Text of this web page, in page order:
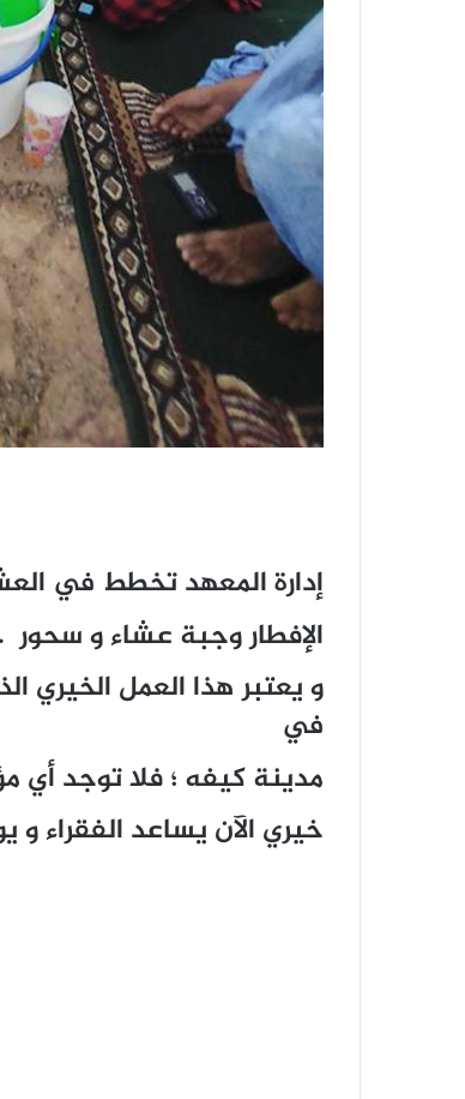
إدارة المعهد تخطط في
الإفطار وجبة عشاء و سحور .
و يعتبر هذا العمل الخيري
في
مدينة كيفه ؛ فلا توجد
خيري الآن يساعد الفقراء و